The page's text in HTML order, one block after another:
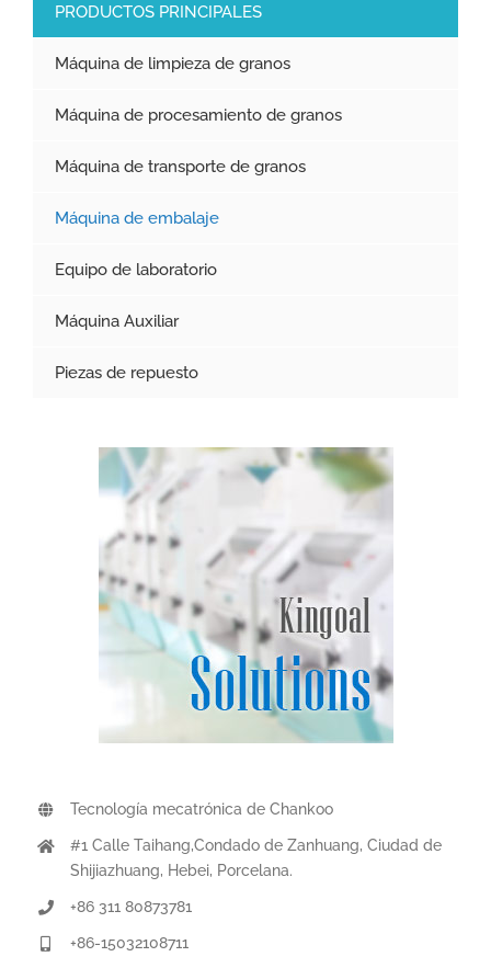
PRODUCTOS PRINCIPALES
Máquina de limpieza de granos
Máquina de procesamiento de granos
Máquina de transporte de granos
Máquina de embalaje
Equipo de laboratorio
Máquina Auxiliar
Piezas de repuesto
Tecnología mecatrónica de Chankoo
#1 Calle Taihang,Condado de Zanhuang, Ciudad de
Shijiazhuang, Hebei, Porcelana.
+86 311 80873781
+86-15032108711